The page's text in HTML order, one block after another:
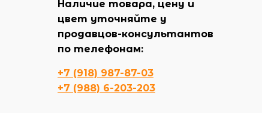
Наличие товара, цену и
цвет уточняйте у
продавцов-консультантов
по телефонам:
+7 (918) 987-87-03
+7 (988) 6-203-203